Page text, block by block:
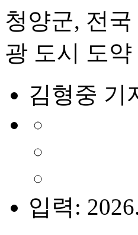
청양군, 전
광 도시 도약
김형중 기
입력: